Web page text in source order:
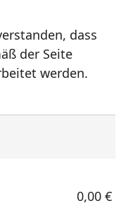
dass
der Seite
werden.
0,00 €